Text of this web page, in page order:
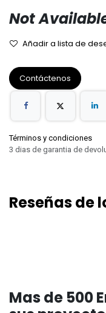
Not
Añadir a lista de
Contáctenos
Términos y condiciones
3 dias de garantia de
Reseñas de
Mas de 500